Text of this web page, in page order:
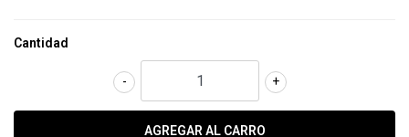
Cantidad
+
-